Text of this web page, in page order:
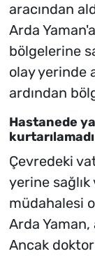
aracından
Arda
bölgelerine
olay yerinde
ardından
Hastanede
kurtarılamadı
Çevredeki
yerine
müdahalesi
Arda Yaman,
Ancak